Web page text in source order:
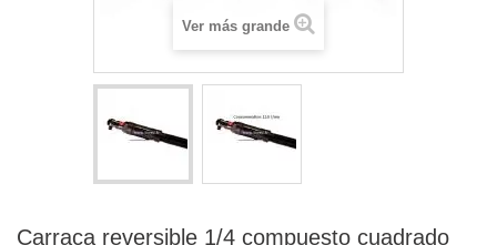
Ver más grande
Carraca reversible 1/4 compuesto cuadrado